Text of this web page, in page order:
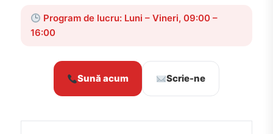
Program de lucru: Luni – Vineri, 09:00 –
16:00
Sună acum Scrie-ne